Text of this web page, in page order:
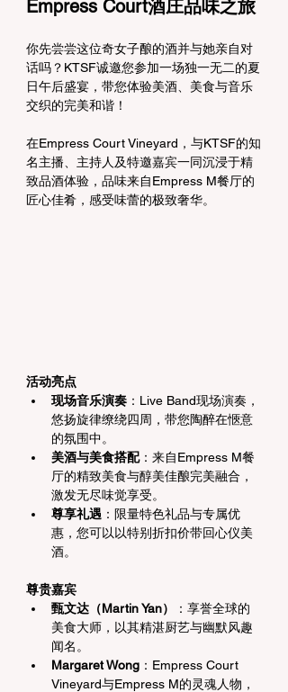
Empress Court酒庄品味之旅
你先尝尝这位奇女子酿的酒并与她亲自对
话吗？KTSF诚邀您参加一场独一无二的夏
日午后盛宴，带您体验美酒、美食与音乐
交织的完美和谐！
在Empress Court Vineyard，与KTSF的知
名主播、主持人及特邀嘉宾一同沉浸于精
致品酒体验，品味来自Empress M餐厅的
匠心佳肴，感受味蕾的极致奢华。
活动亮点
现场音乐演奏 ：Live Band现场演奏，
悠扬旋律缭绕四周，带您陶醉在愜意
的氛围中。
美酒与美食搭配：来自Empress M餐
厅的精致美食与醇美佳酿完美融合，
激发无尽味觉享受。
尊享礼遇 ：限量特色礼品与专属优
惠，您可以以特别折扣价带回心仪美
酒。
尊贵嘉宾
甄文达（Martin Yan）
：享誉全球的
美食大师，以其精湛厨艺与幽默风趣
闻名。
Margaret Wong ：Empress Court
Vineyard与Empress M的灵魂人物，